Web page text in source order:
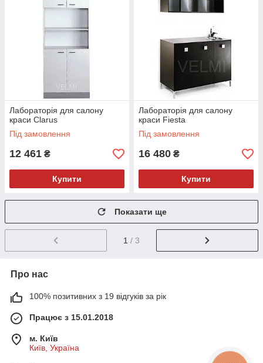
Лабораторія для салону
краси Clarus
Під замовлення
12 461 ₴
Купити
Лабораторія для салону
краси Fiesta
Під замовлення
16 480 ₴
Купити
Показати ще
1 / 3
Про нас
100% позитивних з 19 відгуків за рік
Працює з 15.01.2018
м. Київ
Київ, Україна